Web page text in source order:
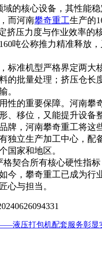
的核心设备，其性能
而河南攀奇重工生产的
挤压力度与作业效率的
吨公称推力精准释放
标准机型严格界定两
的批量处理；挤压仓
。
性的重要保障。河南
、移位，又能提升设
牌，河南攀奇重工将
独立生产加工中心，
国家和地区。
契合所有核心硬性指
今，攀奇重工已成为
心与担当。
液压打包机配套服务彰显